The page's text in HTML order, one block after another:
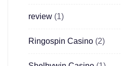
review (1)
Ringospin Casino (2)